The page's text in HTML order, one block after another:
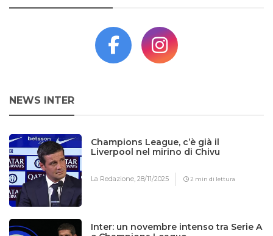
NEWS INTER
Champions League, c’è già il
Liverpool nel mirino di Chivu
La Redazione,28/11/2025 2 min di lettura
Inter: un novembre intenso tra Serie A